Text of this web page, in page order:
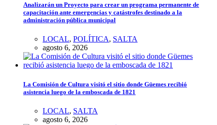
Analizarán un Proyecto para crear un programa permanente de
capacitación ante emergencias y catástrofes destinado a la
administración pública municipal
LOCAL, POLÍTICA, SALTA
agosto 6, 2026
La Comisión de Cultura visitó el sitio donde Güemes recibió
asistencia luego de la emboscada de 1821
LOCAL, SALTA
agosto 6, 2026